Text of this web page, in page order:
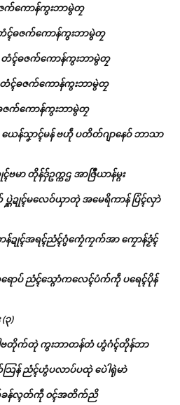
က်ကောန်ကွးဘာမွဲတၠ
ၚ်ဓဇက်ကောန်ကွးဘာမွဲတၠ
တံၚ်ဓဇက်ကောန်ကွးဘာမွဲတၠ
တံၚ်ဓဇက်ကောန်ကွးဘာမွဲတၠ
ဇက်ကောန်ကွးဘာမွဲတၠ
န်သၞာၚ်မန် ဗဟဵု ပတိတ်ဂျာနေဝ် ဘာသာ
တိုန်ဒှ်ဥက္ကဌ အာဇြဳယာန်မ္ဂး
ဋဲဍုၚ်မလေဝ်ယှာတုဲ အမေရိကာန် ပြံၚ်လှာဲ
န်ဍုၚ်အရၚ်ညံၚ်ဂွံကၠေံကၠက်အာ ကၠောန်ဒၟံၚ်
ောပ် ညံၚ်သ္ဂောံကလေၚ်ပံက်ကဵု ပရေၚ်ပိုန်
၃)
တိုက်တုဲ ကွးဘာတန်တံ ဟွံဂံၚ်တိုန်ဘာ
န် ညံၚ်ဟွံပလာပ်ပထုဲ ပေဲါရုဲမာဲ
န်လ္ၚတ်ကဵု ၀ၚ်အတိက်ညိ